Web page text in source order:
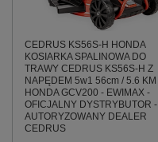
CEDRUS KS56S-H HONDA
KOSIARKA SPALINOWA DO
TRAWY CEDRUS KS56S-H Z
NAPĘDEM 5w1 56cm / 5.6 KM
HONDA GCV200 - EWIMAX -
OFICJALNY DYSTRYBUTOR -
AUTORYZOWANY DEALER
CEDRUS